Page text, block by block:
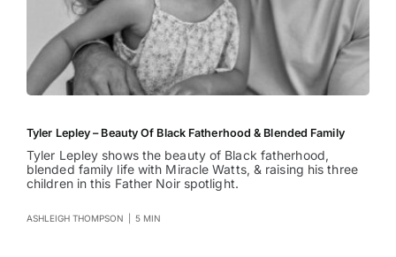
Tyler Lepley – Beauty Of Black Fatherhood & Blended Family
Tyler Lepley shows the beauty of Black fatherhood,
blended family life with Miracle Watts, & raising his three
children in this Father Noir spotlight.
ASHLEIGH THOMPSON 5 MIN